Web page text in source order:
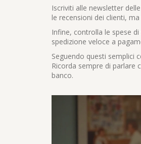
Iscriviti alle newsletter
le recensioni dei clienti,
Infine, controlla le spese
spedizione veloce a
Seguendo questi semplici
Ricorda sempre di
banco.